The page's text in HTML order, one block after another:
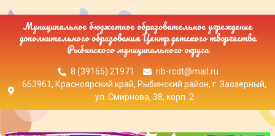
Муниципальное бюджетное образовательное учреждение
дополнительного образования Центр детского творчества
Рыбинского муниципального округа
8 (39165) 21971
rib-rcdt@mail.ru
663961, Красноярский край, Рыбинский район, г. Заозерный,
ул. Смирнова, 38, корп. 2